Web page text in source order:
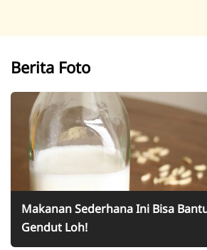
Berita Foto
Makanan Sederhana Ini Bisa
Gendut Loh!